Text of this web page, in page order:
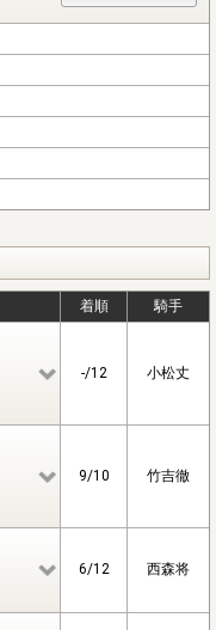
着順 騎手
-/12 小松丈
9/10 竹吉徹
6/12 西森将